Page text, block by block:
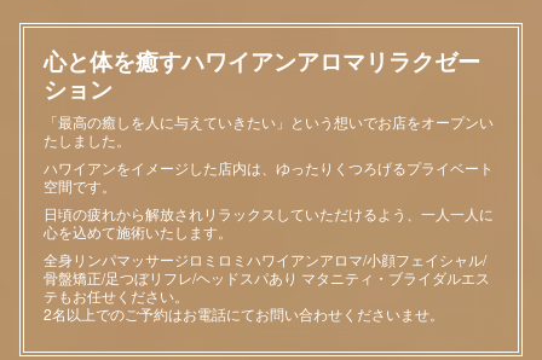
心と体を癒すハワイアンアロマリラクゼー
ション
「最高の癒しを人に与えていきたい」という想いでお店をオープンい
たしました。
ハワイアンをイメージした店内は、ゆったりくつろげるプライベート
空間です。
日頃の疲れから解放されリラックスしていただけるよう、一人一人に
心を込めて施術いたします。
全身リンパマッサージロミロミハワイアンアロマ/小顔フェイシャル/
骨盤矯正/足つぼリフレ/ヘッドスパあり マタニティ・ブライダルエス
テもお任せください。
2名以上でのご予約はお電話にてお問い合わせくださいませ。